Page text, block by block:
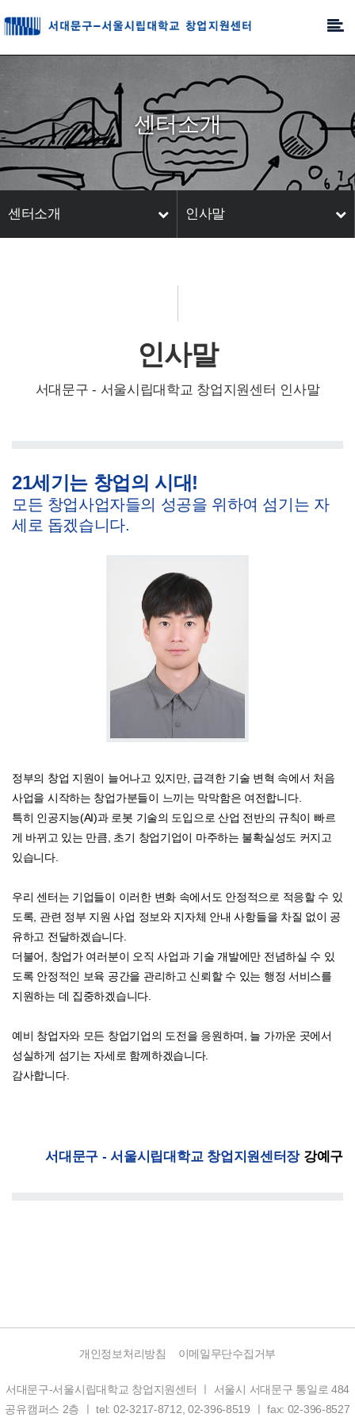
센터소개
센터소개 인사말
인사말
서대문구 - 서울시립대학교 창업지원센터 인사말
21세기는 창업의 시대!
모든 창업사업자들의 성공을 위하여 섬기는 자
세로 돕겠습니다.
정부의 창업 지원이 늘어나고 있지만, 급격한 기술 변혁 속에서 처음
사업을 시작하는 창업가분들이 느끼는 막막함은 여전합니다.
특히 인공지능(AI)과 로봇 기술의 도입으로 산업 전반의 규칙이 빠르
게 바뀌고 있는 만큼, 초기 창업기업이 마주하는 불확실성도 커지고
있습니다.
우리 센터는 기업들이 이러한 변화 속에서도 안정적으로 적응할 수 있
도록, 관련 정부 지원 사업 정보와 지자체 안내 사항들을 차질 없이 공
유하고 전달하겠습니다.
더불어, 창업가 여러분이 오직 사업과 기술 개발에만 전념하실 수 있
도록 안정적인 보육 공간을 관리하고 신뢰할 수 있는 행정 서비스를
지원하는 데 집중하겠습니다.
예비 창업자와 모든 창업기업의 도전을 응원하며, 늘 가까운 곳에서
성실하게 섬기는 자세로 함께하겠습니다.
감사합니다.
서대문구 - 서울시립대학교 창업지원센터장 강예구
개인정보처리방침 이메일무단수집거부
서대문구-서울시립대학교 창업지원센터 ㅣ 서울시 서대문구 통일로 484
공유캠퍼스 2층 ㅣ tel: 02-3217-8712, 02-396-8519 ㅣ fax: 02-396-8527